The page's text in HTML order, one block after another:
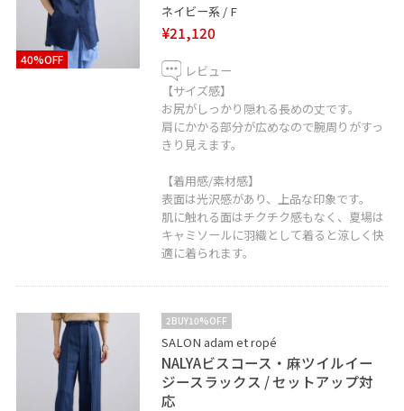
◼︎フォロー
コーディネートを気に入って頂けたら
アイコンクリック→“♡フォローする”
を押して頂けると励みになります！
◼︎ LINE接客やってます！
お問い合わせ下さい。スタッフがお返事をさせて頂きま
LINEでサロン アダム エ ロぺ天王寺MIO店スタッフに相談
は【友達だち追加】をタップをして下さい。
40%OFF
ネイビー系 / F
¥21,120
レビュー
【サイズ感】
お尻がしっかり隠れる長めの丈です。
肩にかかる部分が広めなので腕周りがすっ
きり見えます。
【着用感/素材感】
表面は光沢感があり、上品な印象です。
肌に触れる面はチクチク感もなく、夏場は
キャミソールに羽織として着ると涼しく快
適に着られます。
2BUY10%OFF
SALON adam et ropé
NALYAビスコース・麻ツイルイー
ジースラックス / セットアップ対
応